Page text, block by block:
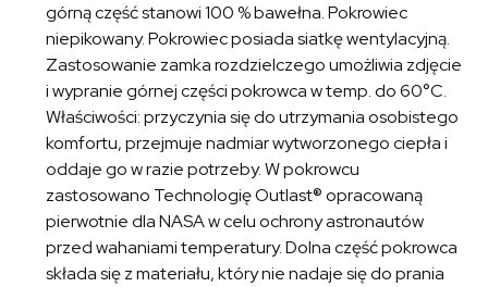
górną część stanowi 100 % bawełna. Pokrowiec
niepikowany. Pokrowiec posiada siatkę wentylacyjną.
Zastosowanie zamka rozdzielczego umożliwia zdjęcie
i wypranie górnej części pokrowca w temp. do 60°C.
Właściwości: przyczynia się do utrzymania osobistego
komfortu, przejmuje nadmiar wytworzonego ciepła i
oddaje go w razie potrzeby. W pokrowcu
zastosowano Technologię Outlast® opracowaną
pierwotnie dla NASA w celu ochrony astronautów
przed wahaniami temperatury. Dolna część pokrowca
składa się z materiału, który nie nadaje się do prania